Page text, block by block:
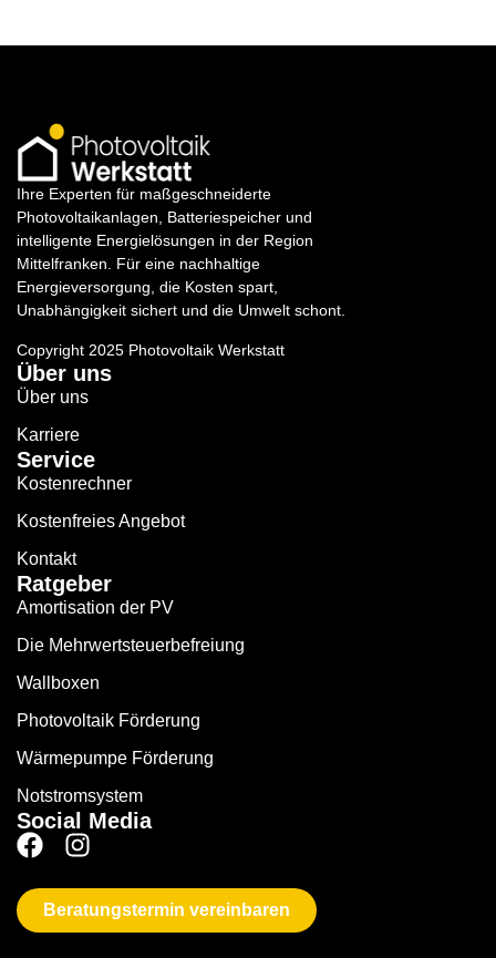
Ihre Experten für maßgeschneiderte
Photovoltaikanlagen, Batteriespeicher und
intelligente Energielösungen in der Region
Mittelfranken. Für eine nachhaltige
Energieversorgung, die Kosten spart,
Unabhängigkeit sichert und die Umwelt schont.
Copyright 2025 Photovoltaik Werkstatt
Über uns
Über uns
Karriere
Service
Kostenrechner
Kostenfreies Angebot
Kontakt
Ratgeber
Amortisation der PV
Die Mehrwertsteuerbefreiung
Wallboxen
Photovoltaik Förderung
Wärmepumpe Förderung
Notstromsystem
Social Media
Beratungstermin vereinbaren